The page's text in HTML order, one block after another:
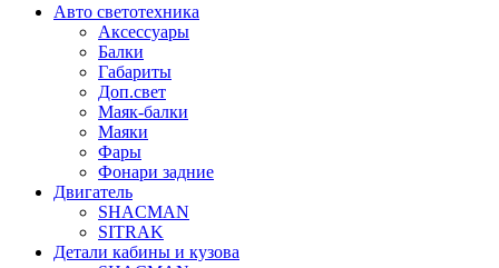
Авто светотехника
Аксессуары
Балки
Габариты
Доп.свет
Маяк-балки
Маяки
Фары
Фонари задние
Двигатель
SHACMAN
SITRAK
Детали кабины и кузова